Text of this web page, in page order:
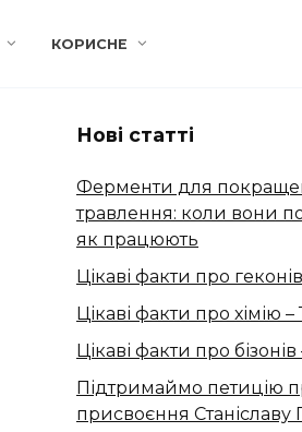
КОРИСНЕ
Нові статті
Ферменти для
травлення: коли вони
як працюють
Цікаві факти про
Цікаві факти про хімію
Цікаві факти про
Підтримаймо петицію
присвоєння Станіславу